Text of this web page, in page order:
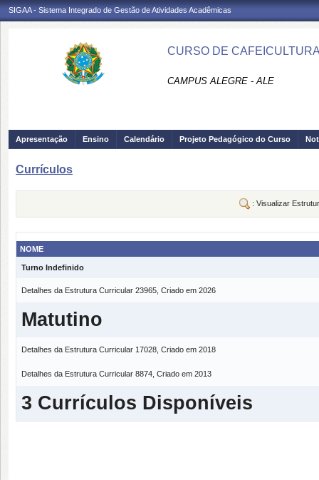
SIGAA - Sistema Integrado de Gestão de Atividades Acadêmicas
CURSO DE
CAMPUS ALEGRE - ALE
Apresentação Ensino Calendário Projeto Pedagógico do Curso
Currículos
: Visualizar
NOME
Turno Indefinido
Detalhes da Estrutura Curricular 23965, Criado em 2026
Matutino
Detalhes da Estrutura Curricular 17028, Criado em 2018
Detalhes da Estrutura Curricular 8874, Criado em 2013
3 Currículos Disponíveis